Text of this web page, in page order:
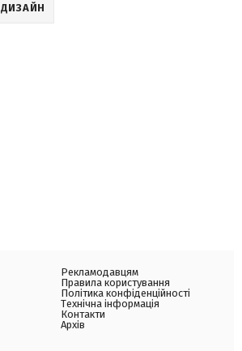
ДИЗАЙН
Рекламодавцям
Правила користування
Політика конфіденційності
Технічна інформація
Контакти
Архів